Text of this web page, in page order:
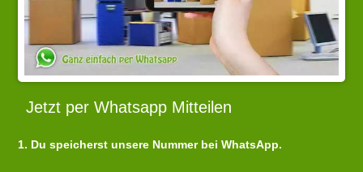
Jetzt per Whatsapp Mitteilen
1. Du speicherst unsere Nummer bei WhatsApp.